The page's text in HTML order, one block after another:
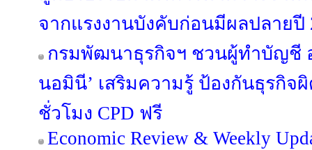
จากแรงงานบังคับก่อนมีผลปลายปี
กรมพัฒนาธุรกิจฯ ชวนผู้ทำบัญชี
นอมินี’ เสริมความรู้ ป้องกันธุรกิ
ชั่วโมง CPD ฟรี
Economic Review & Weekly